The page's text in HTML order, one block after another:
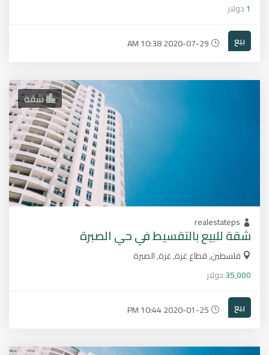
1دولار
بيع
شقة
realestateps
شقة للبيع بالتقسيط في حي الصبرة
فلسطين, قطاع غزة, غزة, الصبرة
35,000دولار
بيع